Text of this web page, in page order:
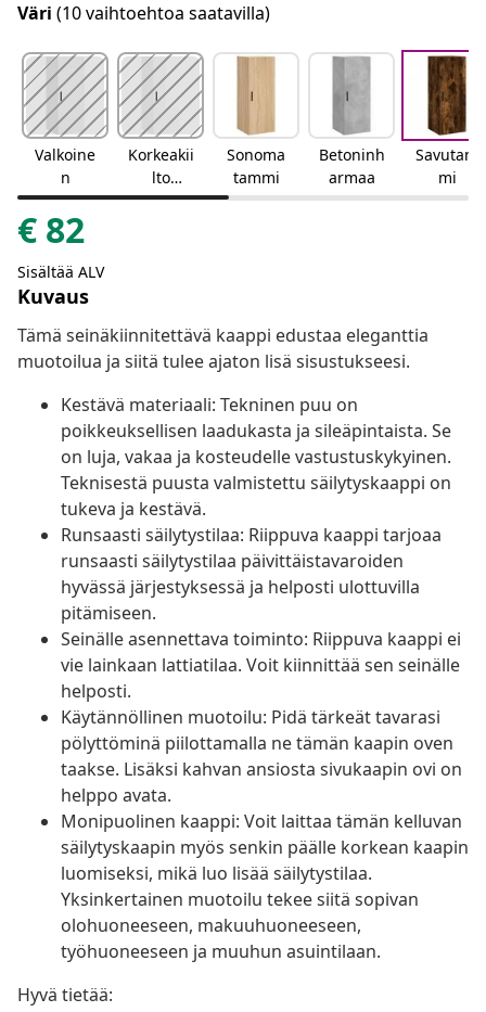
Väri (10 vaihtoehtoa saatavilla)
Valkoine
n
Korkeakii
lto
valkoinen
Sonoma
tammi
Betoninh
armaa
Savutam
mi
€ 82
Sisältää ALV
Kuvaus
Tämä seinäkiinnitettävä kaappi edustaa eleganttia
muotoilua ja siitä tulee ajaton lisä sisustukseesi.
Kestävä materiaali: Tekninen puu on
poikkeuksellisen laadukasta ja sileäpintaista. Se
on luja, vakaa ja kosteudelle vastustuskykyinen.
Teknisestä puusta valmistettu säilytyskaappi on
tukeva ja kestävä.
Runsaasti säilytystilaa: Riippuva kaappi tarjoaa
runsaasti säilytystilaa päivittäistavaroiden
hyvässä järjestyksessä ja helposti ulottuvilla
pitämiseen.
Seinälle asennettava toiminto: Riippuva kaappi ei
vie lainkaan lattiatilaa. Voit kiinnittää sen seinälle
helposti.
Käytännöllinen muotoilu: Pidä tärkeät tavarasi
pölyttöminä piilottamalla ne tämän kaapin oven
taakse. Lisäksi kahvan ansiosta sivukaapin ovi on
helppo avata.
Monipuolinen kaappi: Voit laittaa tämän kelluvan
säilytyskaapin myös senkin päälle korkean kaapin
luomiseksi, mikä luo lisää säilytystilaa.
Yksinkertainen muotoilu tekee siitä sopivan
olohuoneeseen, makuuhuoneeseen,
työhuoneeseen ja muuhun asuintilaan.
Hyvä tietää: